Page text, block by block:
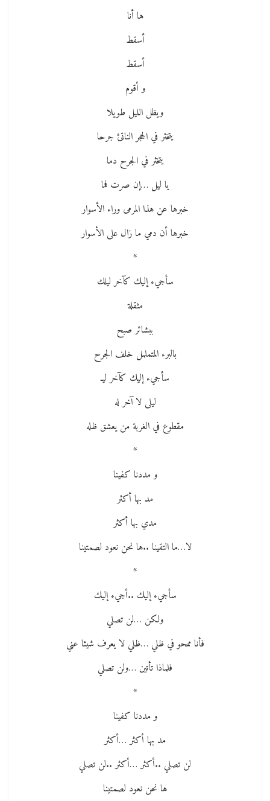
ها أنا
أسقط
أسقط
و أقوم
ويظل الليل طويلا
يتخثر في الحجر الناتئ جرحا
يتخثر في الجرح دما
يا ليل …إن صرت فما
خبرها عن هذا المرمى وراء الأسوار
خبرها أن دمي ما زال على الأسوار
*
سأجيء إليك كآخر ليلك
مثقلة
ببشائر صبح
بالبرء المتململ خلف الجرح
سأجيء إليك كآخر ليـ
ليلى لا آخر له
مقطوع في الغربة من يعشق ظله
*
و مددنا كفينا
مد بها أكثر
مدي بها أكثر
لا…ما التقينا ..ها نحن نعود لصمتينا
*
سأجيء إليك ..أجيء إليك
ولكن …لن تصلي
فأنا ممحو في ظلي …ظلي لا يعرف شيئا عني
فلماذا تأتين …ولن تصلي
*
و مددنا كفينا
مد بها أكثر …أكثر
لن تصلي ..أكثر …أكثر ..لن تصلي
ها نحن نعود لصمتينا